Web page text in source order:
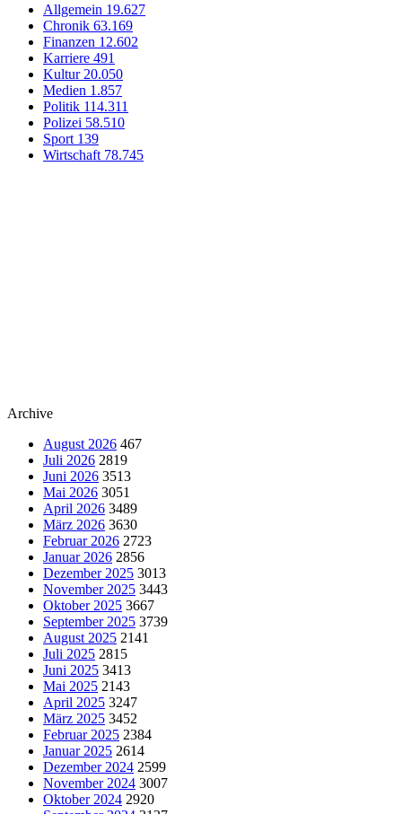
Allgemein 19.627
Chronik 63.169
Finanzen 12.602
Karriere 491
Kultur 20.050
Medien 1.857
Politik 114.311
Polizei 58.510
Sport 139
Wirtschaft 78.745
Archive
August 2026 467
Juli 2026 2819
Juni 2026 3513
Mai 2026 3051
April 2026 3489
März 2026 3630
Februar 2026 2723
Januar 2026 2856
Dezember 2025 3013
November 2025 3443
Oktober 2025 3667
September 2025 3739
August 2025 2141
Juli 2025 2815
Juni 2025 3413
Mai 2025 2143
April 2025 3247
März 2025 3452
Februar 2025 2384
Januar 2025 2614
Dezember 2024 2599
November 2024 3007
Oktober 2024 2920